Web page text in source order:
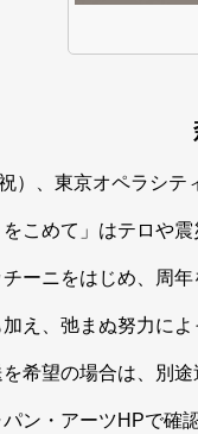
）、東京オペラシテ
こめて」はテロや
ーニをはじめ、周
え、弛まぬ努力に
希望の場合は、別
ン・アーツHPで確